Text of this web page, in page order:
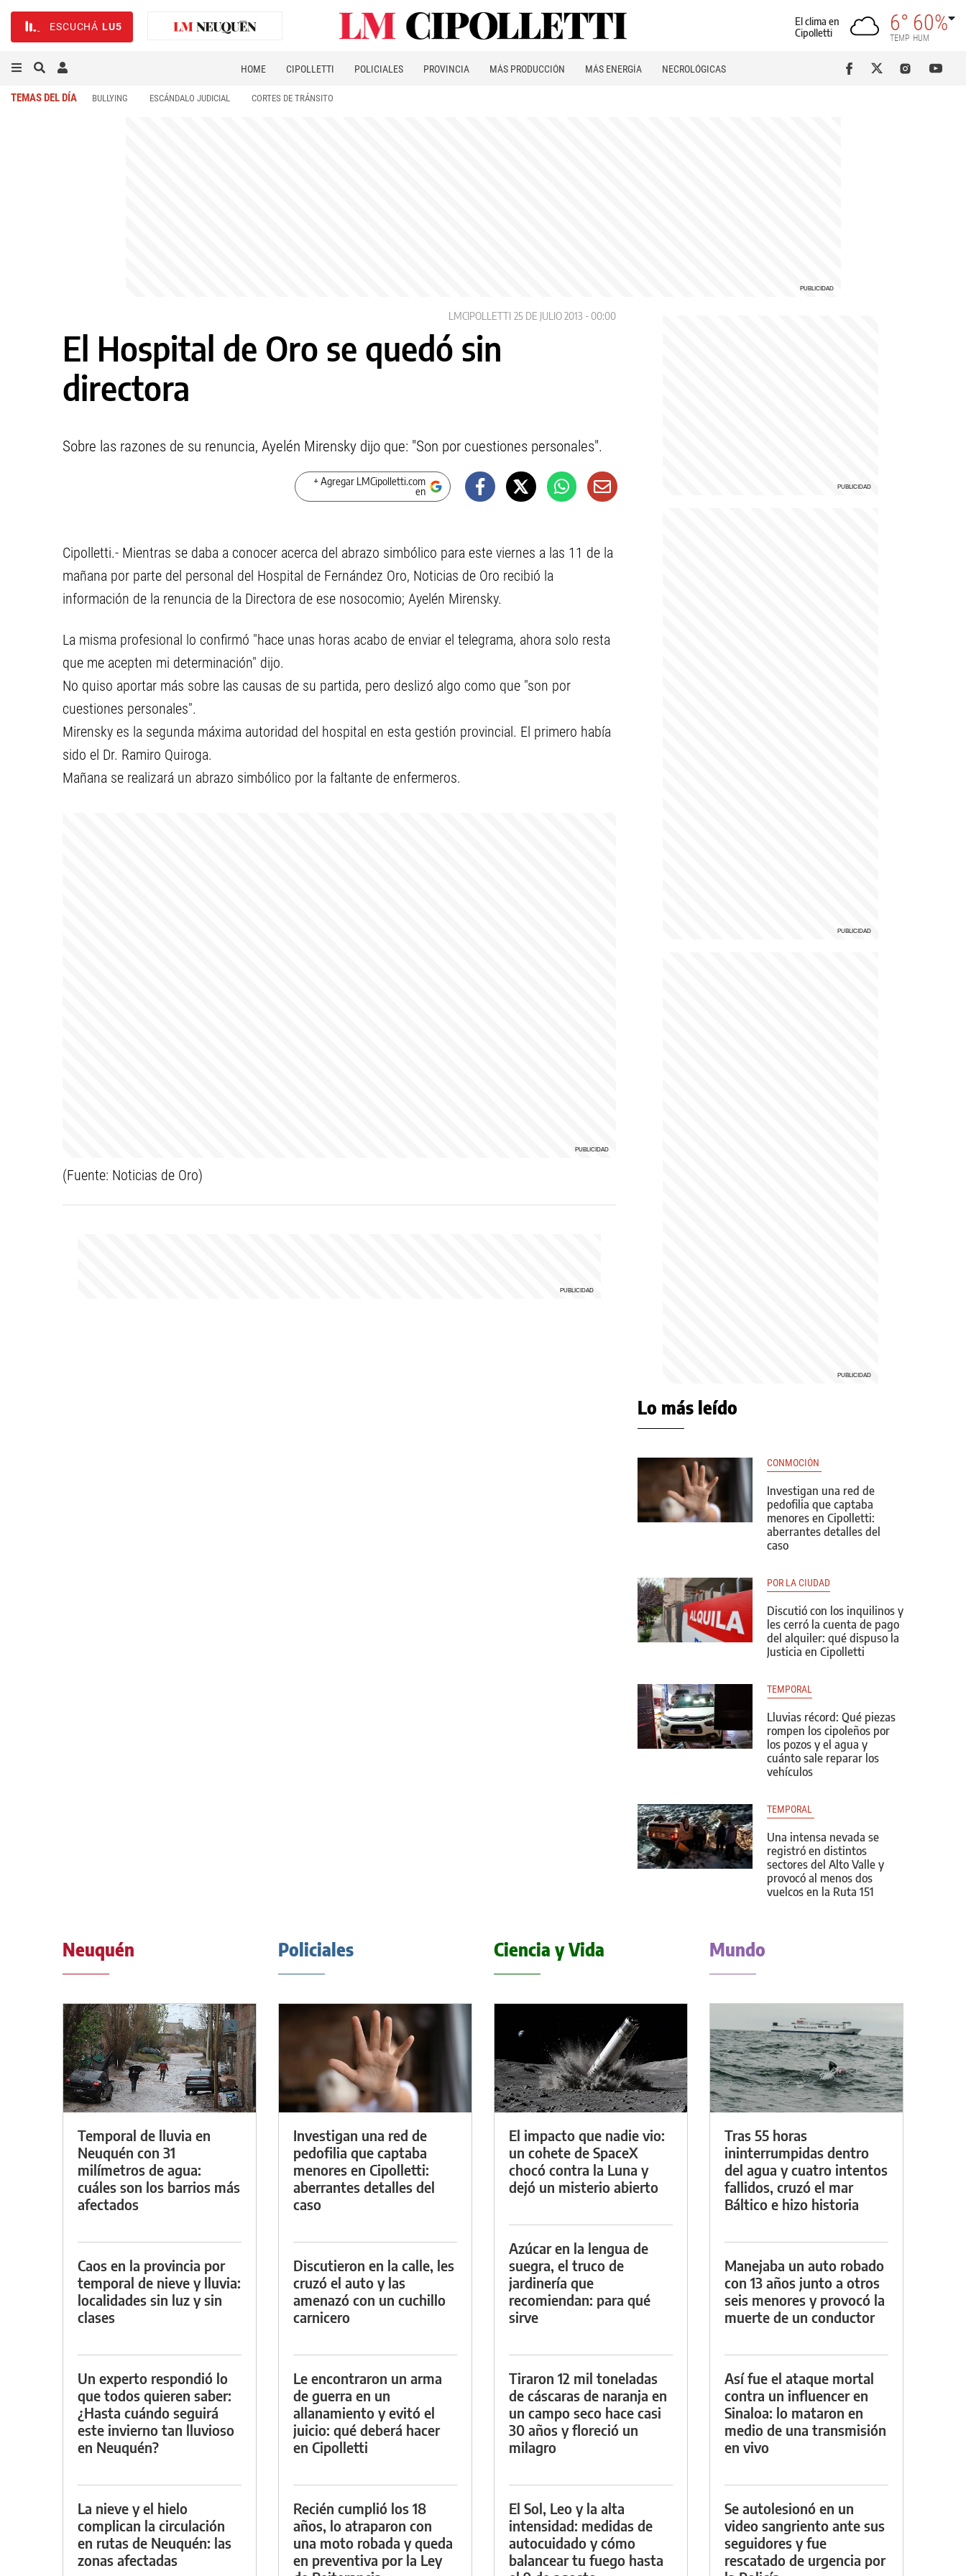
ESCUCHÁ LU5
El clima en
Cipolletti
6°
TEMP
60%
HUM
HOME CIPOLLETTI POLICIALES PROVINCIA MÁS PRODUCCIÓN MÁS ENERGÍA NECROLÓGICAS
TEMAS DEL DÍA BULLYING ESCÁNDALO JUDICIAL CORTES DE TRÁNSITO
LMCIPOLLETTI 25 DE JULIO 2013 - 00:00
El Hospital de Oro se quedó sin
directora
Sobre las razones de su renuncia, Ayelén Mirensky dijo que: "Son por cuestiones personales".
+ Agregar LMCipolletti.com
en
Cipolletti.- Mientras se daba a conocer acerca del abrazo simbólico para este viernes a las 11 de la
mañana por parte del personal del Hospital de Fernández Oro, Noticias de Oro recibió la
información de la renuncia de la Directora de ese nosocomio; Ayelén Mirensky.
La misma profesional lo confirmó "hace unas horas acabo de enviar el telegrama, ahora solo resta
que me acepten mi determinación" dijo.
No quiso aportar más sobre las causas de su partida, pero deslizó algo como que "son por
cuestiones personales".
Mirensky es la segunda máxima autoridad del hospital en esta gestión provincial. El primero había
sido el Dr. Ramiro Quiroga.
Mañana se realizará un abrazo simbólico por la faltante de enfermeros.
(Fuente: Noticias de Oro)
Lo más leído
CONMOCIÓN
Investigan una red de
pedofilia que captaba
menores en Cipolletti:
aberrantes detalles del
caso
POR LA CIUDAD
Discutió con los inquilinos y
les cerró la cuenta de pago
del alquiler: qué dispuso la
Justicia en Cipolletti
TEMPORAL
Lluvias récord: Qué piezas
rompen los cipoleños por
los pozos y el agua y
cuánto sale reparar los
vehículos
TEMPORAL
Una intensa nevada se
registró en distintos
sectores del Alto Valle y
provocó al menos dos
vuelcos en la Ruta 151
Neuquén
Temporal de lluvia en
Neuquén con 31
milímetros de agua:
cuáles son los barrios más
afectados
Caos en la provincia por
temporal de nieve y lluvia:
localidades sin luz y sin
clases
Un experto respondió lo
que todos quieren saber:
¿Hasta cuándo seguirá
este invierno tan lluvioso
en Neuquén?
La nieve y el hielo
complican la circulación
en rutas de Neuquén: las
zonas afectadas
Policiales
Investigan una red de
pedofilia que captaba
menores en Cipolletti:
aberrantes detalles del
caso
Discutieron en la calle, les
cruzó el auto y las
amenazó con un cuchillo
carnicero
Le encontraron un arma
de guerra en un
allanamiento y evitó el
juicio: qué deberá hacer
en Cipolletti
Recién cumplió los 18
años, lo atraparon con
una moto robada y queda
en preventiva por la Ley
Ciencia y Vida
El impacto que nadie vio:
un cohete de SpaceX
chocó contra la Luna y
dejó un misterio abierto
Azúcar en la lengua de
suegra, el truco de
jardinería que
recomiendan: para qué
sirve
Tiraron 12 mil toneladas
de cáscaras de naranja en
un campo seco hace casi
30 años y floreció un
milagro
El Sol, Leo y la alta
intensidad: medidas de
autocuidado y cómo
balancear tu fuego hasta
Mundo
Tras 55 horas
ininterrumpidas dentro
del agua y cuatro intentos
fallidos, cruzó el mar
Báltico e hizo historia
Manejaba un auto robado
con 13 años junto a otros
seis menores y provocó la
muerte de un conductor
Así fue el ataque mortal
contra un influencer en
Sinaloa: lo mataron en
medio de una transmisión
en vivo
Se autolesionó en un
video sangriento ante sus
seguidores y fue
rescatado de urgencia por